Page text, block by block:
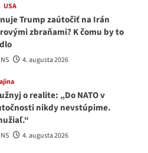
USA
Trump zaútočiť na Irán
zbraňami? K čomu by to
4. augusta 2026
o realite: „Do NATO v
nikdy nevstúpime.
4. augusta 2026